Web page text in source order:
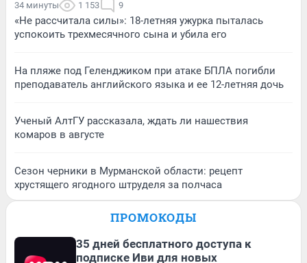
34 минуты 1 153 9
«Не рассчитала силы»: 18-летняя ужурка пыталась
успокоить трехмесячного сына и убила его
На пляже под Геленджиком при атаке БПЛА погибли
преподаватель английского языка и ее 12-летняя дочь
Ученый АлтГУ рассказала, ждать ли нашествия
комаров в августе
Сезон черники в Мурманской области: рецепт
хрустящего ягодного штруделя за полчаса
ПРОМОКОДЫ
35 дней бесплатного доступа к
подписке Иви для новых